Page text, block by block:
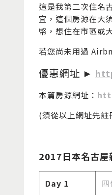
這是我第二次住名
宜，這個房源在大
幣，想住在市區或
若您尚未用過
優惠網址 ►
本篇房源網址：
(須從以上網址先註
2017日本名古
Day 1